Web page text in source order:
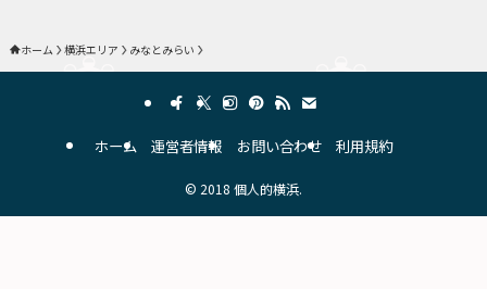
ホーム 横浜エリア みなとみらい
ホーム 運営者情報 お問い合わせ 利用規約
© 2018 個人的横浜.